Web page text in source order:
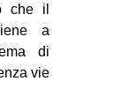
che il
a
di
vie